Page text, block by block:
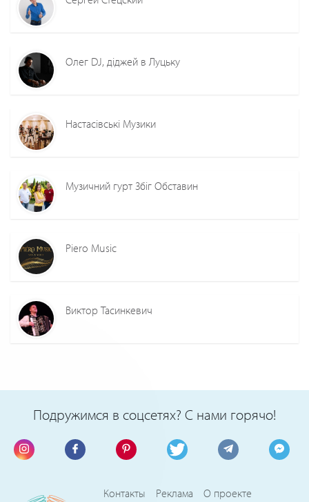
Олег DJ, діджей в Луцьку
Настасівські Музики
Музичний гурт Збіг Обставин
Piero Music
Виктор Тасинкевич
Подружимся в соцсетях? С нами горячо!
Контакты Реклама О проекте